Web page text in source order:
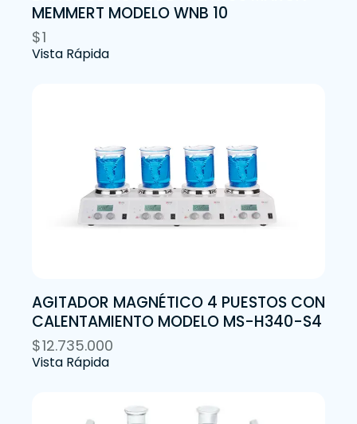
MEMMERT MODELO WNB 10
$1
Vista Rápida
AGITADOR MAGNÉTICO 4 PUESTOS CON
CALENTAMIENTO MODELO MS-H340-S4
$12.735.000
Vista Rápida